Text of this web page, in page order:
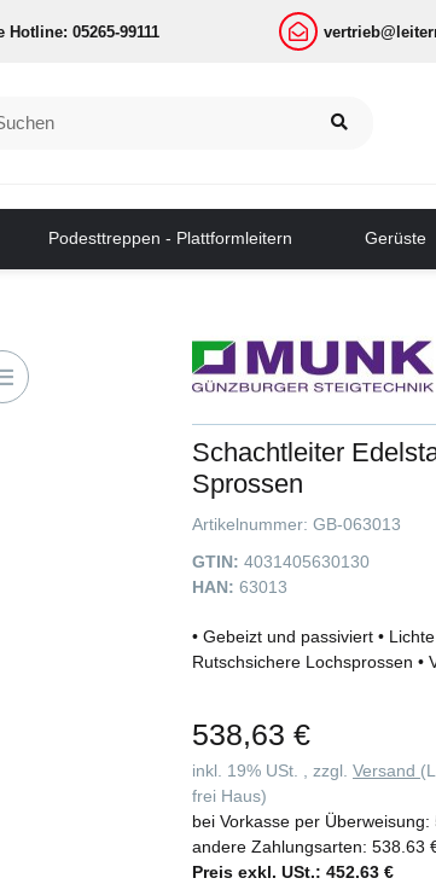
Hotline: 05265-99111
Podesttreppen - Plattformleitern Gerüste
Schachtleiter
Sprossen
Artikelnummer: GB-063013
GTIN: 4031405630130
HAN: 63013
• Gebeizt und passiviert •
Rutschsichere Lochsprossen •
538,63 €
inkl. 19% USt. , zzgl. Versand
frei Haus)
bei Vorkasse per Überweisung:
andere Zahlungsarten: 538.63
Preis exkl. USt.: 452.63 €